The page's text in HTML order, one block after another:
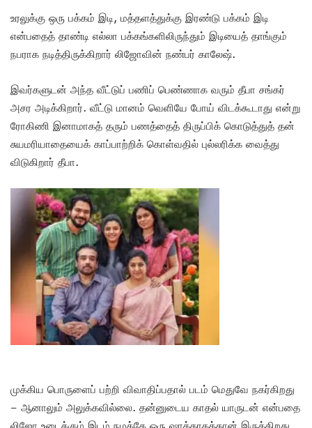
உரலுக்கு ஒரு பக்கம் இடி, மத்தளத்துக்கு இரண்டு பக்கம் இடி
என்பதைத் தாண்டி எல்லா பக்கங்களிலிருந்தும் இடியைத் தாங்கும்
நபராக நடித்திருக்கிறார் லிஜோவின் நண்பர் காலேஷ்.
இவர்களுடன் அந்த வீட்டுப் பணிப் பெண்ணாக வரும் தீபா சங்கர்
அசர அடிக்கிறார். வீட்டு மானம் வெளியே போய் விடக்கூடாது என்று
ரோகிணி இனாமாகத் தரும் பணத்தைத் திருப்பிக் கொடுத்துத் தன்
சுயமரியாதையைக் காப்பாற்றிக் கொள்வதில் புல்லரிக்க வைத்து
விடுகிறார் தீபா.
முக்கிய பொருளைப் பற்றி விவாதிப்பதால் படம் மெதுவே நகர்கிறது
– ஆனாலும் அலுக்கவில்லை. தன்னுடைய காதல் யாருடன் என்பதை
லிஜோ உடைக்கும் இடம் நமக்கே ஒரு ஷாக்காகத்தான் இருக்கிறது.